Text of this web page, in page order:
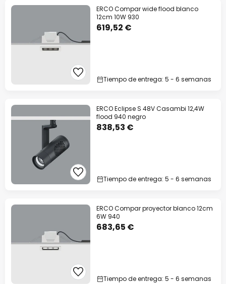
ERCO Compar wide flood blanco
12cm 10W 930
619,52 €
Tiempo de entrega: 5 - 6 semanas
ERCO Eclipse S 48V Casambi 12,4W
flood 940 negro
838,53 €
Tiempo de entrega: 5 - 6 semanas
ERCO Compar proyector blanco 12cm
6W 940
683,65 €
Tiempo de entrega: 5 - 6 semanas